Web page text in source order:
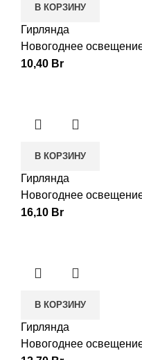
В КОРЗИНУ
Гирлянда
Новогоднее
10,40 Br
В КОРЗИНУ
Гирлянда
Новогоднее
16,10 Br
В КОРЗИНУ
Гирлянда
Новогоднее